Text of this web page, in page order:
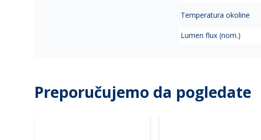
Temperatura okoline
Lumen flux (nom.)
Preporučujemo da pogledate